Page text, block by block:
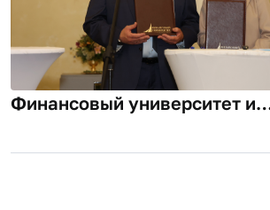
Финансовый университет и
сезон культурного